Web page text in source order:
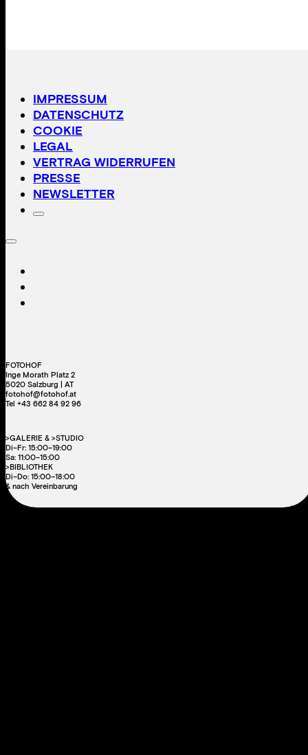
IMPRESSUM
DATENSCHUTZ
COOKIE
LEGAL
VERTRAG WIDERRUFEN
PRESSE
NEWSLETTER
FOTOHOF
Inge Morath Platz 2
5020 Salzburg | AT
fotohof@fotohof.at
Tel +43 662 84 92 96
>GALERIE & >STUDIO
Di–Fr: 15:00–19:00
Sa: 11:00–15:00
>BIBLIOTHEK
Di–Do: 15:00–18:00
& nach Vereinbarung